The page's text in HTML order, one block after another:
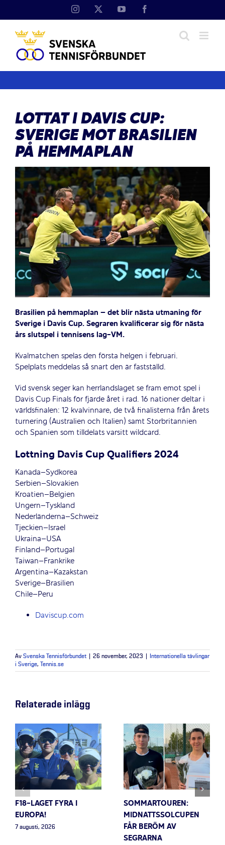
Instagram YouTube
LOTTAT I DAVIS CUP:
SVERIGE MOT BRASILIEN
PÅ HEMMAPLAN
Brasilien på hemmaplan – det blir nästa utmaning för
Sverige i Davis Cup. Segraren kvalificerar sig för nästa
års slutspel i tennisens lag-VM.
Kvalmatchen spelas den första helgen i februari.
Spelplats meddelas så snart den är fastställd.
Vid svensk seger kan herrlandslaget se fram emot spel i
Davis Cup Finals för fjärde året i rad. 16 nationer deltar i
världsfinalen: 12 kvalvinnare, de två finalisterna från årets
turnering (Australien och Italien) samt Storbritannien
och Spanien som tilldelats varsitt wildcard.
Lottning Davis Cup Qualifiers 2024
Kanada–Sydkorea
Serbien–Slovakien
Kroatien–Belgien
Ungern–Tyskland
Nederländerna–Schweiz
Tjeckien–Israel
Ukraina–USA
Finland–Portugal
Taiwan–Frankrike
Argentina–Kazakstan
Sverige–Brasilien
Chile–Peru
Daviscup.com
Av Svenska Tennisförbundet 26 november, 2023
Internationella tävlingar
i Sverige, Tennis.se
Relaterade inlägg
F18-LAGET FYRA I
EUROPA!
7 augusti, 2026
SOMMARTOUREN:
MIDNATTSSOLCUPEN
FÅR BERÖM AV
SEGRARNA